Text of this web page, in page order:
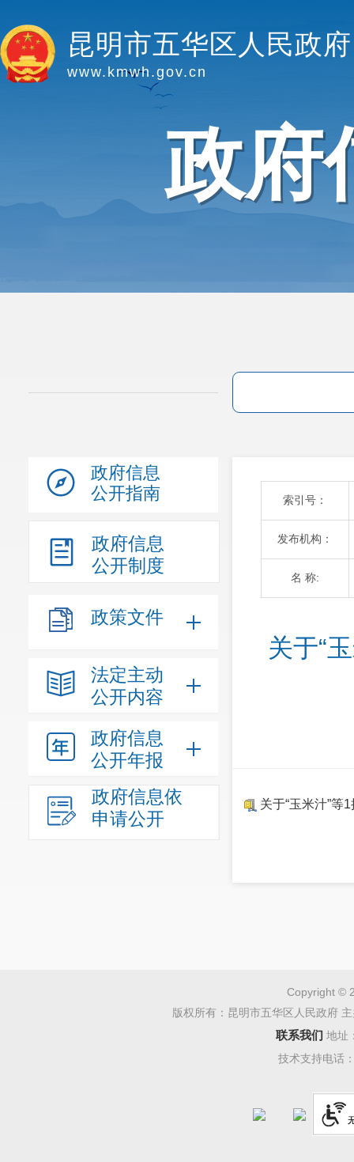
昆明市五华区人民政府
www.kmwh.gov.cn
政府
政府信息
公开指南
政府信息
公开制度
政策文件
法定主动
公开内容
政府信息
公开年报
政府信息依
申请公开
索引号：
发布机构：
名 称:
关于“
关于“玉米汁”等
Copyright ©
版权所有：昆明市五华区人民政府
联系我们 地址
技术支持电话